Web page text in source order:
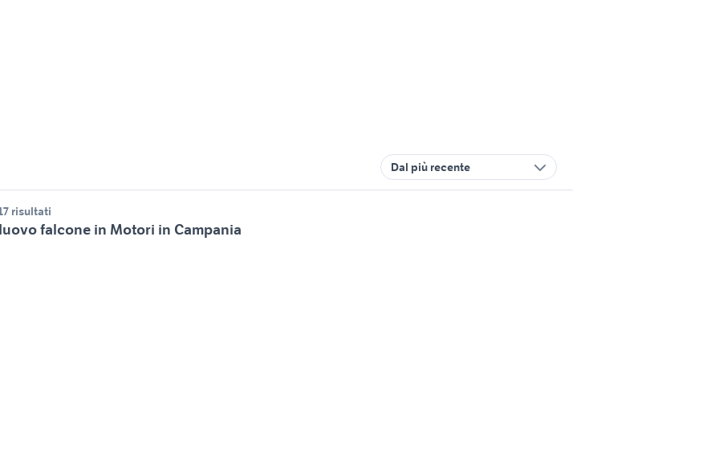
Dal più recente
risultati
falcone in Motori in Campania